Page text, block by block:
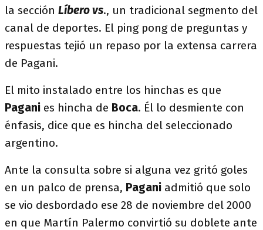
la sección Líbero vs., un tradicional segmento del
canal de deportes. El ping pong de preguntas y
respuestas tejió un repaso por la extensa carrera
de Pagani.
El mito instalado entre los hinchas es que
Pagani es hincha de Boca. Él lo desmiente con
énfasis, dice que es hincha del seleccionado
argentino.
Ante la consulta sobre si alguna vez gritó goles
en un palco de prensa, Pagani admitió que solo
se vio desbordado ese 28 de noviembre del 2000
en que Martín Palermo convirtió su doblete ante